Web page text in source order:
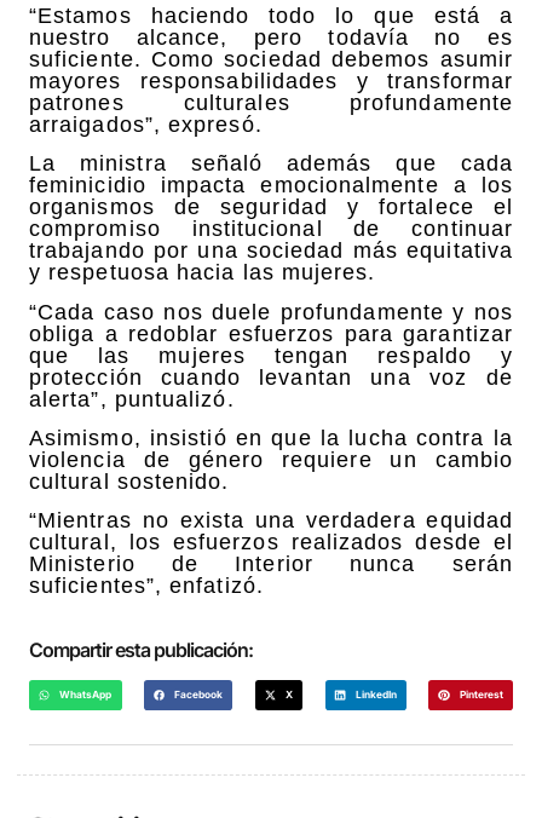
“Estamos haciendo todo lo que está a
nuestro alcance, pero todavía no es
suficiente. Como sociedad debemos asumir
mayores responsabilidades y transformar
patrones culturales profundamente
arraigados”, expresó.
La ministra señaló además que cada
feminicidio impacta emocionalmente a los
organismos de seguridad y fortalece el
compromiso institucional de continuar
trabajando por una sociedad más equitativa
y respetuosa hacia las mujeres.
“Cada caso nos duele profundamente y nos
obliga a redoblar esfuerzos para garantizar
que las mujeres tengan respaldo y
protección cuando levantan una voz de
alerta”, puntualizó.
Asimismo, insistió en que la lucha contra la
violencia de género requiere un cambio
cultural sostenido.
“Mientras no exista una verdadera equidad
cultural, los esfuerzos realizados desde el
Ministerio de Interior nunca serán
suficientes”, enfatizó.
Compartir esta publicación:
WhatsApp Facebook X LinkedIn Pinterest